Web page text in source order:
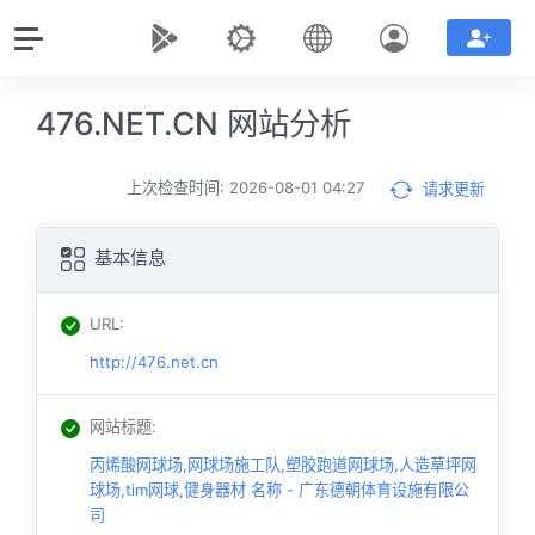
476.NET.CN 网站分析
上次检查时间: 2026-08-01 04:27 请求更新
基本信息
URL:
http://476.net.cn
网站标题:
丙烯酸网球场,网球场施工队,塑胶跑道网球场,人造草坪网
球场,tim网球,健身器材 名称 - 广东德朝体育设施有限公
司